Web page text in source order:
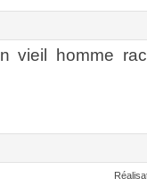
vieil homme